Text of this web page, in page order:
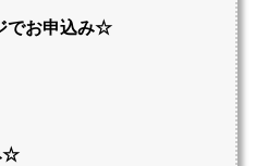
でお申込み☆
☆